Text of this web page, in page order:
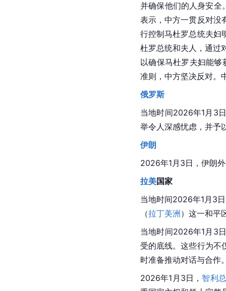
并确保他们的人身安全
表示，中方一贯反对没
行控制马杜罗总统夫妇
杜罗总统和夫人，通过
以确保马杜罗夫妇能够
准则，中方坚决反对。
俄罗斯
当地时间2026年1月3
举令人深感忧虑，并予
伊朗
2026年1月3日，伊朗
拉美国家
当地时间2026年1月3
（拉丁美洲 ）这一和平
当地时间2026年1月3
受的底线。这些行为不
时准备推动对话与合作
2026年1月3日， 智利